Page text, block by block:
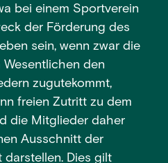
bei einem Sportverein
der Förderung des
sein, wenn zwar die
Wesentlichen den
zugutekommt,
freien Zutritt zu dem
die Mitglieder daher
Ausschnitt der
darstellen. Dies gilt